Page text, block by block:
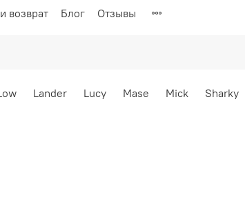
возврат Блог Отзывы
Lander Lucy Mase Mick Sharky